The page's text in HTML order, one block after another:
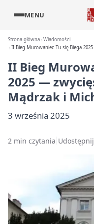
MENU
Strona główna Wiadomości
II Bieg Murowaniec Tu się Biega
II Bieg
2025 —
Mądrzak i
3 września 2025
2 min czytania Udostępnij